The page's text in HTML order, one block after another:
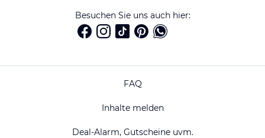
Besuchen Sie uns auch hier:
FAQ
Inhalte melden
Deal-Alarm, Gutscheine uvm.